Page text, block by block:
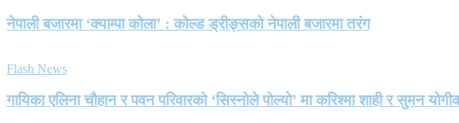
नेपाली बजारमा ‘क्याम्पा कोला’ : कोल्ड ड्रीङ्सको नेपाली बजारमा तरंग
Flash News
गायिका एलिना चौहान र पवन परिवारको ‘सिस्नोले पोल्यो’ मा करिश्मा शाही र सुमन